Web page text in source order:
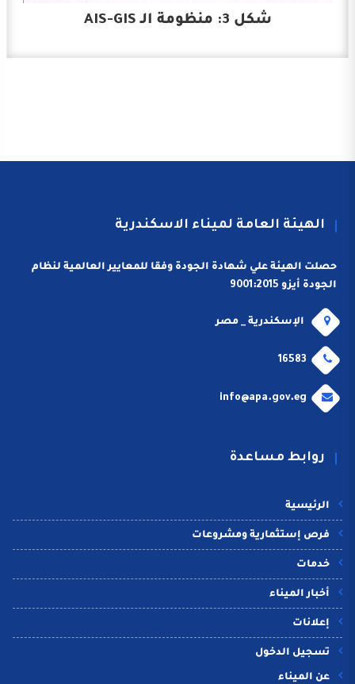
شكل 3: منظومة الـ AIS-GIS
الهيئة العامة لميناء الاسكندرية
حصلت الهيئة علي شهادة الجودة وفقا للمعايير العالمية لنظام
الجودة أيزو 9001:2015
الإسكندرية _ مصر
16583
info@apa.gov.eg
روابط مساعدة
الرئيسية
فرص إستثمارية ومشروعات
خدمات
أخبار الميناء
إعلانات
تسجيل الدخول
عن الميناء